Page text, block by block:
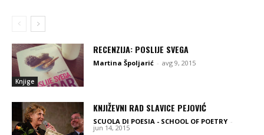
Knjige
RECENZIJA: POSLIJE SVEGA
Martina Špoljarić - avg 9, 2015
KNJIŽEVNI RAD SLAVICE PEJOVIĆ
SCUOLA DI POESIA - SCHOOL OF POETRY -
jun 14, 2015